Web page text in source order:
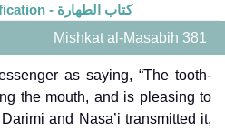
Purification - كتاب الطهارة
Mishkat al-Masabih 381
as saying, “The tooth-
the mouth, and is pleasing to
and Nasa’i transmitted it,